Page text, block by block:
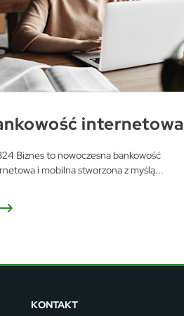
internetowa
Biznes to nowoczesna bankowość
i mobilna stworzona z myślą...
KONTAKT